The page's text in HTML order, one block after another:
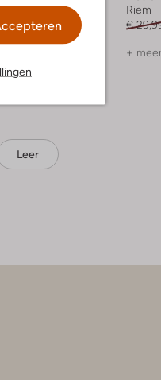
€ 30,99
Riem
€
+
Leer